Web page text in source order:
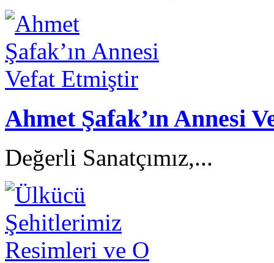
Ahmet Şafak’ın Annesi
Değerli Sanatçımız,...